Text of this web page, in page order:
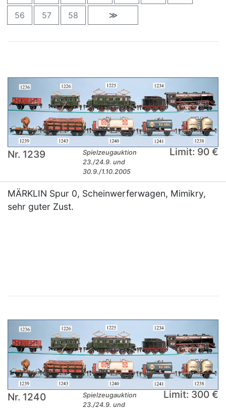
56 57 58 ≫
Nr. 1239
Spielzeugauktion
23./24.9. und
30.9./1.10.2005
Limit: 90 €
MÄRKLIN Spur 0, Scheinwerferwagen, Mimikry,
sehr guter Zust.
Nr. 1240
Spielzeugauktion
23./24.9. und
Limit: 300 €